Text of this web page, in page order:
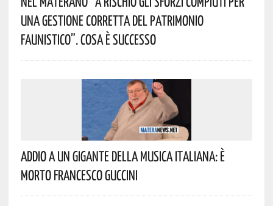
Una Gestione Corretta Del Patrimonio
Faunistico”. Cosa È Successo
Addio A Un Gigante Della Musica Italiana: È
Morto Francesco Guccini